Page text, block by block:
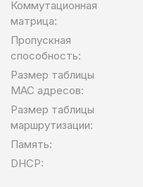
Коммутационная
матрица:
Пропускная
способность:
Размер таблицы
MAC адресов:
Размер таблицы
маршрутизации:
Память:
DHCP: